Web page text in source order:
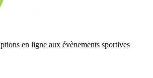
en ligne aux évènements sportives